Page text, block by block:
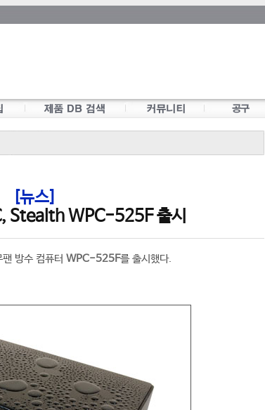
[뉴스]
Stealth WPC-525F 출시
방수 컴퓨터 WPC-525F를 출시했다.